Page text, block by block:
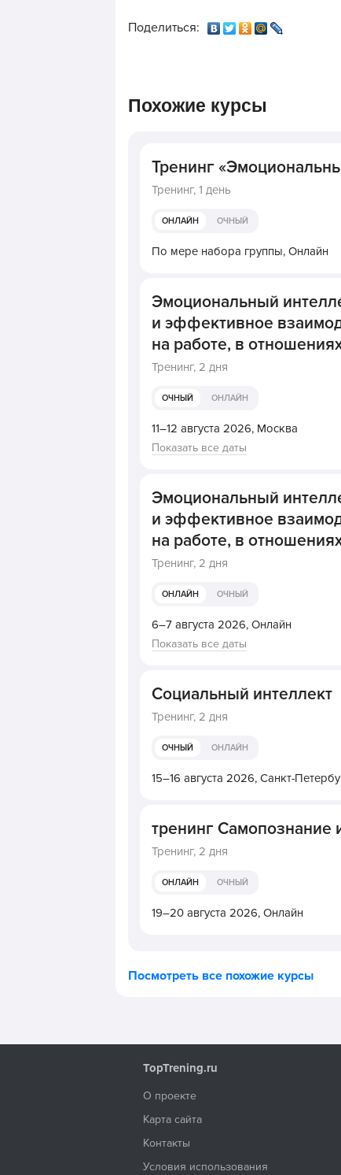
Поделиться:
Похожие курсы
Тренинг
Тренинг, 1 день
ОНЛАЙН ОЧНЫЙ
По мере набора группы, Онлайн
Эмоциональный
и эффективное
на работе, в
Тренинг, 2 дня
ОЧНЫЙ ОНЛАЙН
11–12 августа 2026, Москва
Показать все даты
Эмоциональный
и эффективное
на работе, в
Тренинг, 2 дня
ОНЛАЙН ОЧНЫЙ
6–7 августа 2026, Онлайн
Показать все даты
Социальный интеллект
Тренинг, 2 дня
ОЧНЫЙ ОНЛАЙН
15–16 августа 2026, Санкт-
тренинг Самопознание
Тренинг, 2 дня
ОНЛАЙН ОЧНЫЙ
19–20 августа 2026, Онлайн
Посмотреть все похожие курсы
TopTrening.ru
О проекте
Карта сайта
Контакты
Условия использования